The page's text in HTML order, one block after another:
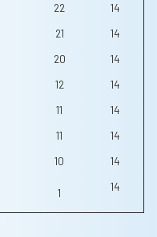
22
14
21
14
20
14
12
14
11
14
11
14
10 14
1 14